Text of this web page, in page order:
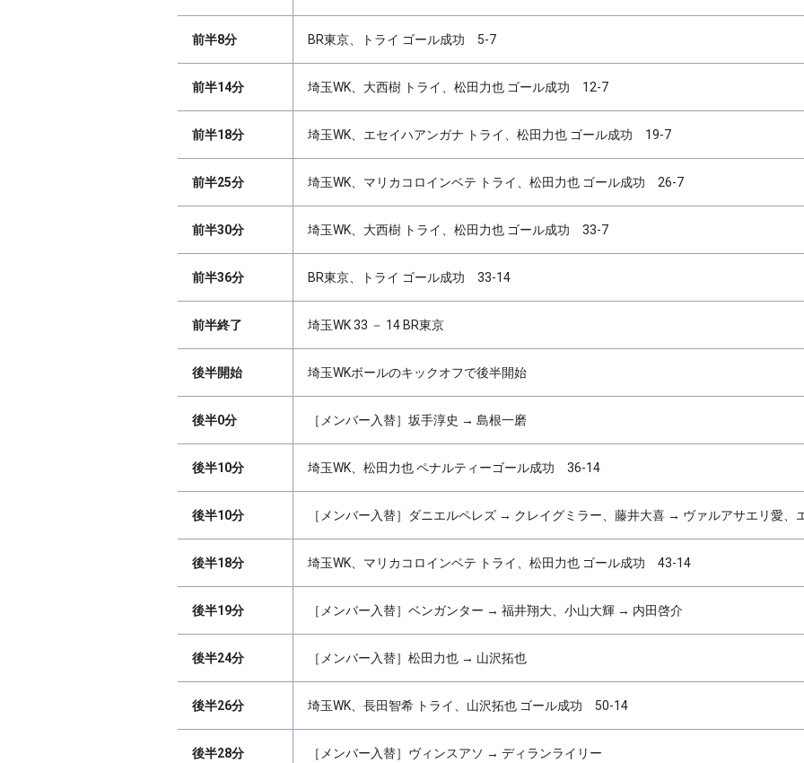
前半8分 BR東京、トライ ゴール成功 5-7
前半14分 埼玉WK、大西樹 トライ、松田力也 ゴール成功 12-7
前半18分 埼玉WK、エセイハアンガナ トライ、松田力也 ゴール成功 19-7
前半25分 埼玉WK、マリカコロインベテ トライ、松田力也 ゴール成功 26-7
前半30分 埼玉WK、大西樹 トライ、松田力也 ゴール成功 33-7
前半36分 BR東京、トライ ゴール成功 33-14
前半終了 埼玉WK 33 － 14 BR東京
後半開始 埼玉WKボールのキックオフで後半開始
後半0分 ［メンバー入替］坂手淳史 → 島根一磨
後半10分 埼玉WK、松田力也 ペナルティーゴール成功 36-14
後半10分 ［メンバー入替］ダニエルペレズ → クレイグミラー、藤井大喜 → ヴァルアサエリ愛
後半18分 埼玉WK、マリカコロインベテ トライ、松田力也 ゴール成功 43-14
後半19分 ［メンバー入替］ベンガンター → 福井翔大、小山大輝 → 内田啓介
後半24分 ［メンバー入替］松田力也 → 山沢拓也
後半26分 埼玉WK、長田智希 トライ、山沢拓也 ゴール成功 50-14
後半28分 ［メンバー入替］ヴィンスアソ → ディランライリー